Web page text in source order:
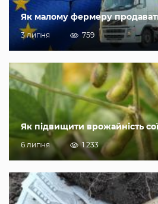
Як малому фермеру
3 липня 759
Як підвищити врожайність
6 липня 1 233